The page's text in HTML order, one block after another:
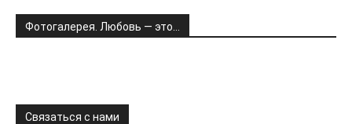
Фотогалерея. Любовь — это…
Связаться с нами